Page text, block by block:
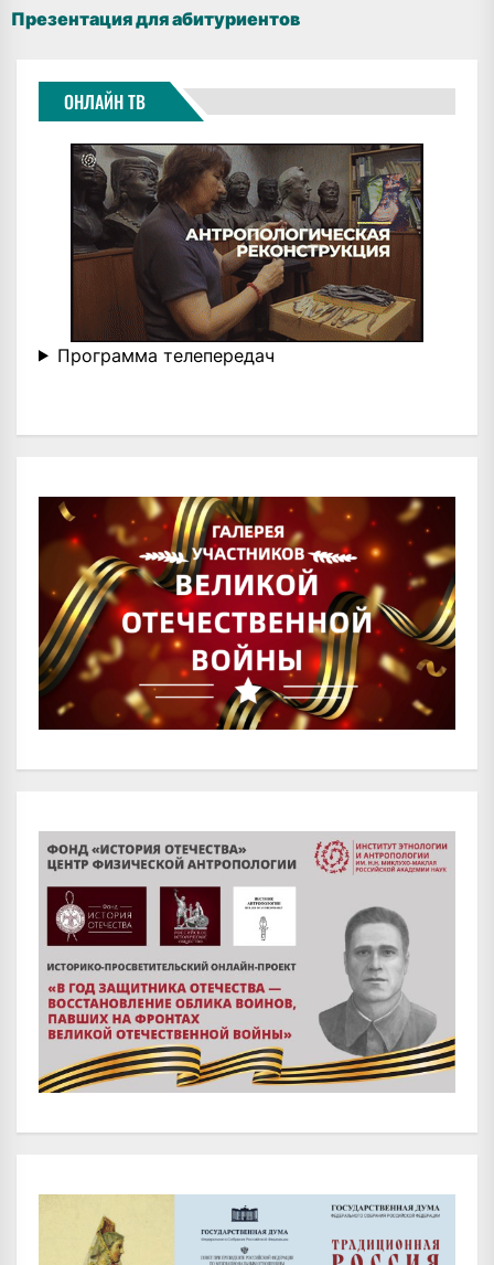
Презентация для абитуриентов
ОНЛАЙН ТВ
Программа телепередач